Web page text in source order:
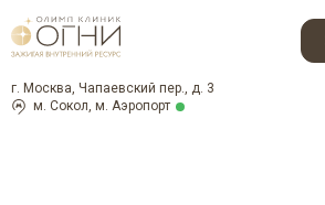
м. Сокол, м. Аэропорт
г. Москва, Чапаевский пер., д. 3